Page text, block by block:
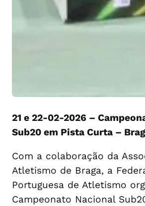
21 e 22-02-2026 –
Sub20 em Pista Curta –
Com a colaboração da
Atletismo de Braga, a
Portuguesa de Atletismo
Campeonato Nacional